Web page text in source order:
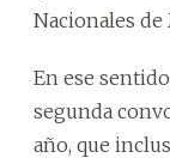
Nacionales de
En ese
segunda
año, que